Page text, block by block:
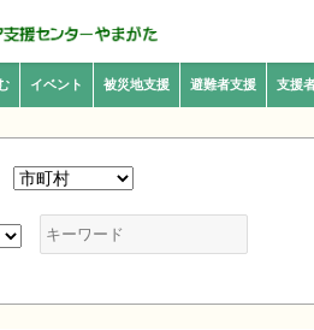
イベント 被災地支援 避難者支援 支援